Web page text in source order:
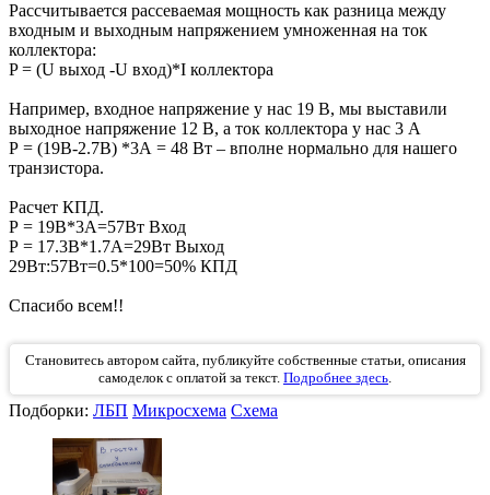
Рассчитывается рассеваемая мощность как разница между
входным и выходным напряжением умноженная на ток
коллектора:
P = (U выход -U вход)*I коллектора
Например, входное напряжение у нас 19 В, мы выставили
выходное напряжение 12 В, а ток коллектора у нас 3 А
Р = (19В-2.7В) *3А = 48 Вт – вполне нормально для нашего
транзистора.
Расчет КПД.
Р = 19В*3А=57Вт Вход
Р = 17.3В*1.7А=29Вт Выход
29Вт:57Вт=0.5*100=50% КПД
Спасибо всем!!
Становитесь автором сайта, публикуйте собственные статьи, описания
самоделок с оплатой за текст. Подробнее здесь.
Подборки: ЛБП Микросхема Схема